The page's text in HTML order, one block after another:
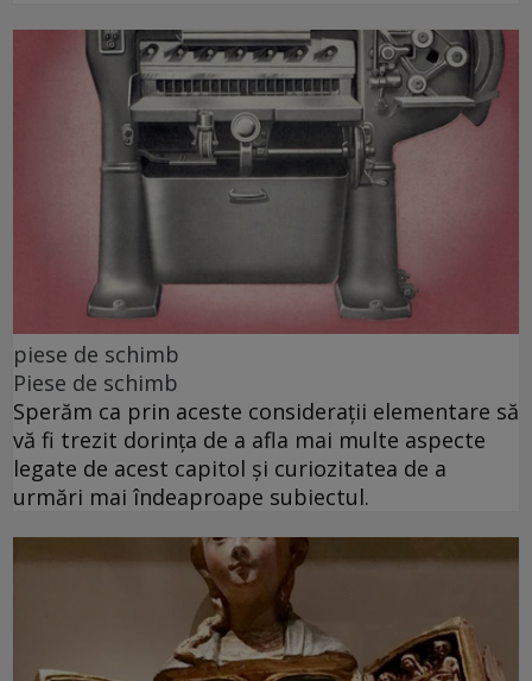
piese de schimb
Piese de schimb
Sperăm ca prin aceste considerații elementare să
vă fi trezit dorința de a afla mai multe aspecte
legate de acest capitol și curiozitatea de a
urmări mai îndeaproape subiectul.